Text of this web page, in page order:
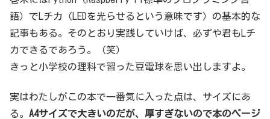
語）でLチカ（LEDを光らせるという意味です）の基本的な
記事もある。そのとおり実践していけば、必ずや君もLチ
カできるであろう。（笑）
きっと小学校の理科で習った豆電球を思い出しますよ。
実はわたしがこの本で一番気に入った点は、サイズにあ
る。 A4サイズで大きいのだが、厚すぎないので本のページ